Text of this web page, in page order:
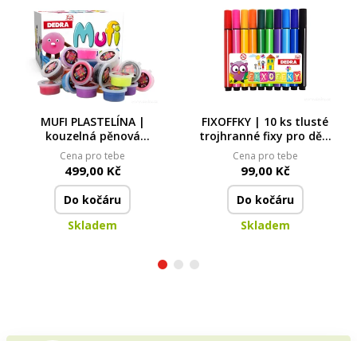
MUFI PLASTELÍNA |
kouzelná pěnová
hmota | 24 barev | na
vzduchu trvale ztuhne
Cena pro tebe
499,00 Kč
Do kočáru
Skladem
FIXOFFKY | 10 ks tlusté
trojhranné fixy pro děti
| pohodlný úchop &
syté barvy
Cena pro tebe
99,00 Kč
Do kočáru
Skladem